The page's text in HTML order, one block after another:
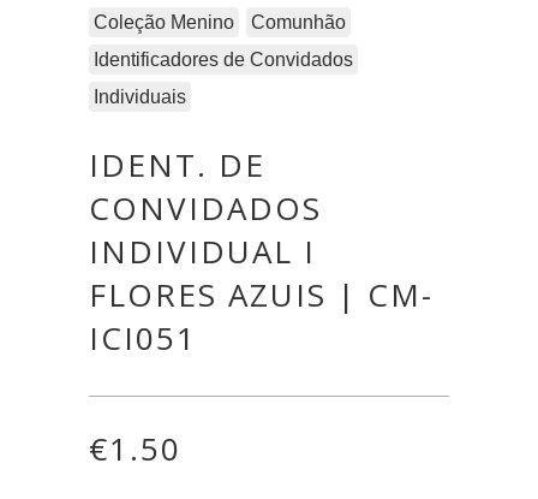
Coleção Menino
Comunhão
Identificadores de Convidados
Individuais
IDENT. DE
CONVIDADOS
INDIVIDUAL I
FLORES AZUIS | CM-
ICI051
€1.50